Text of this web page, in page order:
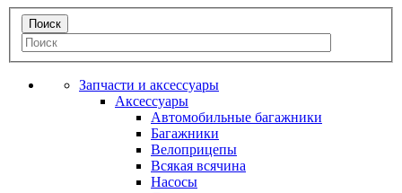
Запчасти и аксессуары
Аксессуары
Автомобильные багажники
Багажники
Велоприцепы
Всякая всячина
Насосы